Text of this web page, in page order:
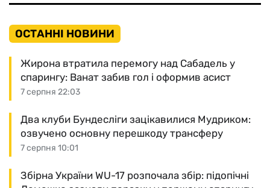
ОСТАННІ НОВИНИ
7 серпня 22:03
Жирона втратила перемогу над Сабадель у
спарингу: Ванат забив гол і оформив асист
7 серпня 10:01
Два клуби Бундесліги зацікавилися Мудриком:
озвучено основну перешкоду трансферу
Збірна України WU-17 розпочала збір: підопічні